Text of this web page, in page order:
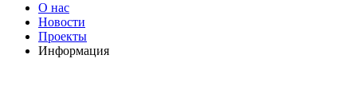
О нас
Новости
Проекты
Информация